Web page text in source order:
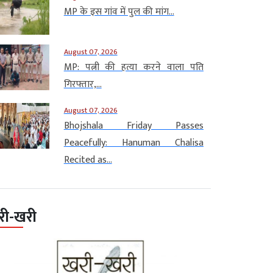
MP के इस गांव में पुल की मांग...
August 07, 2026
MP: पत्नी की हत्या करने वाला पति
गिरफ्तार,...
August 07, 2026
Bhojshala Friday Passes
Peacefully: Hanuman Chalisa
Recited as...
खरी